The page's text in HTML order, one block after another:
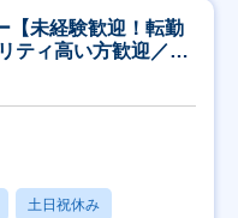
【未経験歓迎！転勤
ティ高い方歓迎／土
土日祝休み